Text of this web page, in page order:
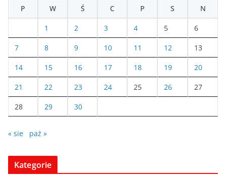
P
W Ś C P S N
1 2 3 4 5 6
7 8 9 10 11 12 13
14 15 16 17 18 19 20
21 22 23 24 25 26 27
28 29 30
« sie paź »
Kategorie